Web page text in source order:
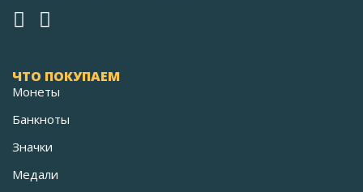
ЧТО ПОКУПАЕМ
Монеты
Банкноты
Значки
Медали